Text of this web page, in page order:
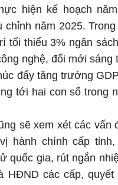
hiện kế hoạch
chỉnh năm 2025.
tối thiểu 3% ngân
nghệ, đổi mới sáng
đẩy tăng trưởng
tới hai con số trong
sẽ xem xét các vấn
hành chính cấp
quốc gia, rút ngắn
HĐND các cấp, quyết